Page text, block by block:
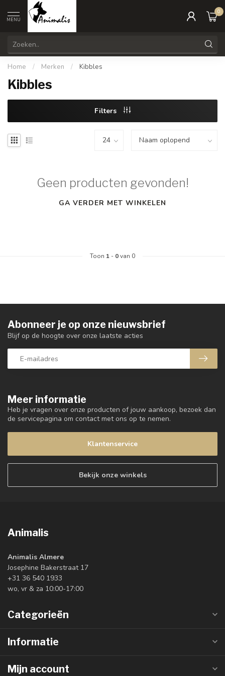
MENU
0
Home / Merken / Kibbles
Kibbles
Filters
Geen producten gevonden!
GA VERDER MET WINKELEN
Toon 1 - 0van 0
Meer informatie
Heb je vragen over onze producten of jouw aankoop, bezoek dan
de servicepagina om contact met ons op te nemen.
Klantenservice
Bekijk onze winkels
Abonneer je op onze nieuwsbrief
Blijf op de hoogte over onze laatste acties
Animalis
Animalis Almere
Josephine Bakerstraat 17
+31 36 540 1933
wo, vr & za 10:00-17:00
Categorieën
Informatie
Mijn account